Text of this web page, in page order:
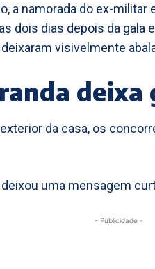
a namorada do ex-militar
dois dias depois da
visivelmente
da casa, os
uma mensagem
- Publicidade -